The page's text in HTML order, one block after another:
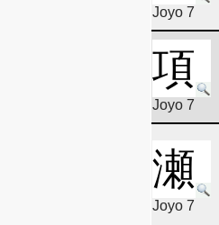
Joyo 7
項
Joyo 7
瀬
Joyo 7